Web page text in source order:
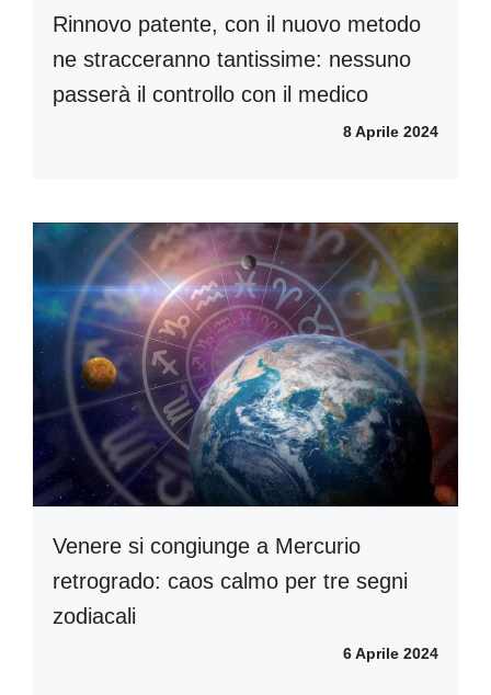
Rinnovo patente, con il nuovo metodo
ne stracceranno tantissime: nessuno
passerà il controllo con il medico
8 Aprile 2024
Venere si congiunge a Mercurio
retrogrado: caos calmo per tre segni
zodiacali
6 Aprile 2024